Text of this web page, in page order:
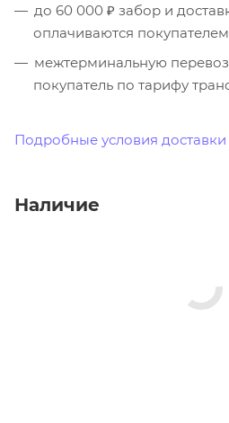
до 60 000 ₽ забор и
оплачиваются
межтерминальную
покупатель по тарифу
Подробные условия доставки
Наличие